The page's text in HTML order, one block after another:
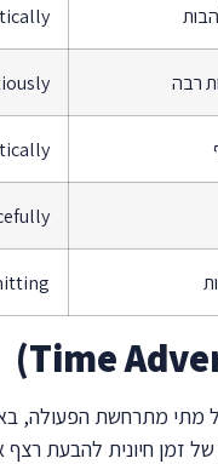
רבה
מתי מתרחשת הפעולה,
זמן חיונית להבעת